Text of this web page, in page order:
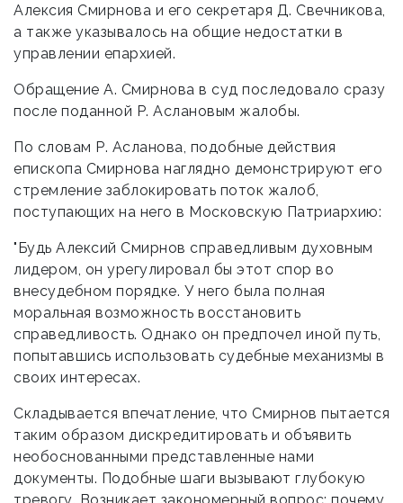
Алексия Смирнова и его секретаря Д. Свечникова,
а также указывалось на общие недостатки в
управлении епархией.
Обращение А. Смирнова в суд последовало сразу
после поданной Р. Аслановым жалобы.
По словам Р. Асланова, подобные действия
епископа Смирнова наглядно демонстрируют его
стремление заблокировать поток жалоб,
поступающих на него в Московскую Патриархию:
"Будь Алексий Смирнов справедливым духовным
лидером, он урегулировал бы этот спор во
внесудебном порядке. У него была полная
моральная возможность восстановить
справедливость. Однако он предпочел иной путь,
попытавшись использовать судебные механизмы в
своих интересах.
Складывается впечатление, что Смирнов пытается
таким образом дискредитировать и объявить
необоснованными представленные нами
документы. Подобные шаги вызывают глубокую